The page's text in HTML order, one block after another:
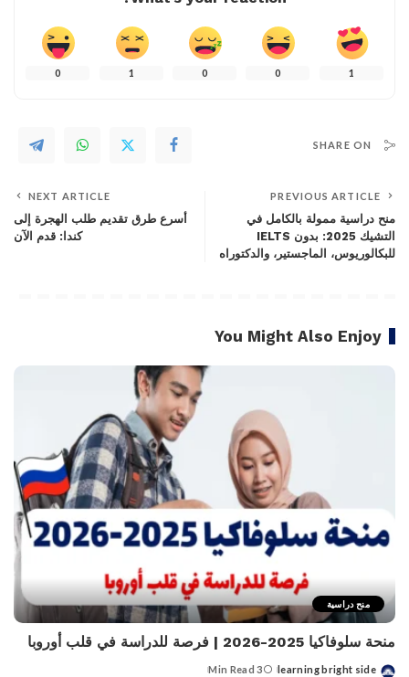
1
0
0
1
0
SHARE ON
PREVIOUS ARTICLE
منح دراسية ممولة بالكامل في
التشيك 2025: بدون IELTS
للبكالوريوس، الماجستير، والدكتوراه
NEXT ARTICLE
أسرع طرق تقديم طلب الهجرة إلى
كندا: قدم الآن
You Might Also Enjoy
منح دراسية
منحة سلوفاكيا 2025-2026 | فرصة للدراسة في قلب أوروبا
learning bright side
3 Min Read